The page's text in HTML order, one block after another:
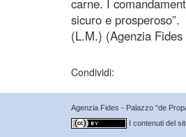
carne. I
sicuro e prosperoso”.
(L.M.) (Agenzia
Condividi:
Agenzia Fides - Palazzo “de
I contenuti del